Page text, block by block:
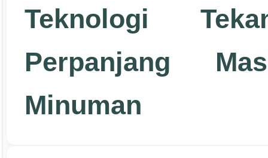
Teknologi
Perpanjang
Minuman